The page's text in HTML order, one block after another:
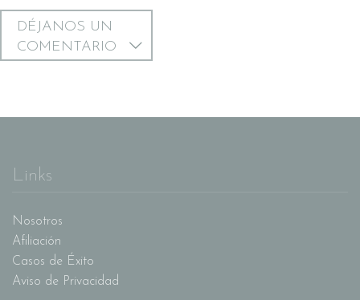
DÉJANOS UN
COMENTARIO
Links
Nosotros
Afiliación
Casos de Éxito
Aviso de Privacidad